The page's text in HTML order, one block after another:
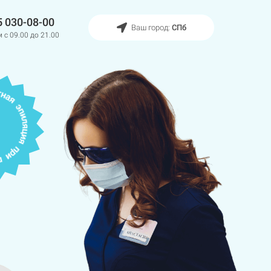
030-08-00
с 09.00 до 21.00
Ваш город: СПб